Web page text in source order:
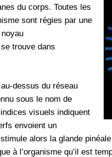
du corps. Toutes les
sont régies par une
trouve dans
dessus du réseau
sous le nom de
visuels indiquent
envoient un
alors la glande
à l’organisme qu’il est